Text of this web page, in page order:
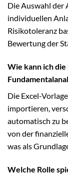
Die Auswahl der
individuellen
Risikotoleranz
Bewertung der
Wie kann ich
Die Excel-
importieren,
automatisch zu
von der
was als
Welche Rolle